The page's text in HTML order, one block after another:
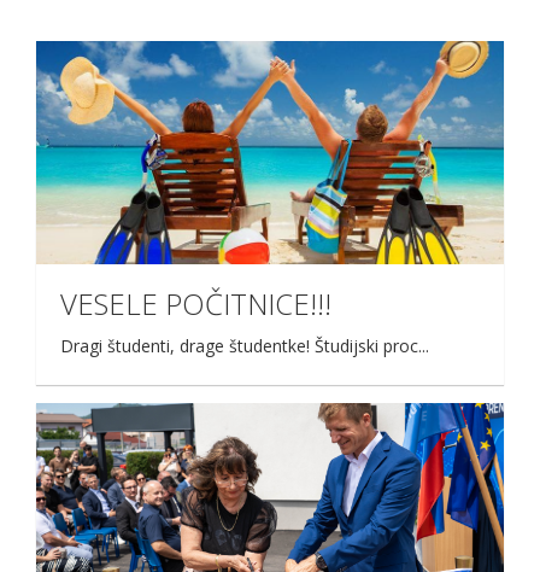
VESELE POČITNICE!!!
Dragi študenti, drage študentke! Študijski proc...